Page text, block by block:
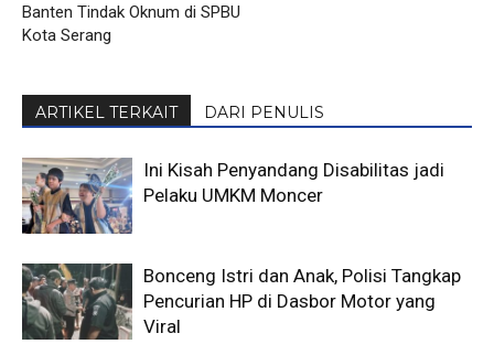
Banten Tindak Oknum di SPBU
Kota Serang
ARTIKEL TERKAIT DARI PENULIS
Ini Kisah Penyandang Disabilitas jadi
Pelaku UMKM Moncer
Bonceng Istri dan Anak, Polisi Tangkap
Pencurian HP di Dasbor Motor yang
Viral